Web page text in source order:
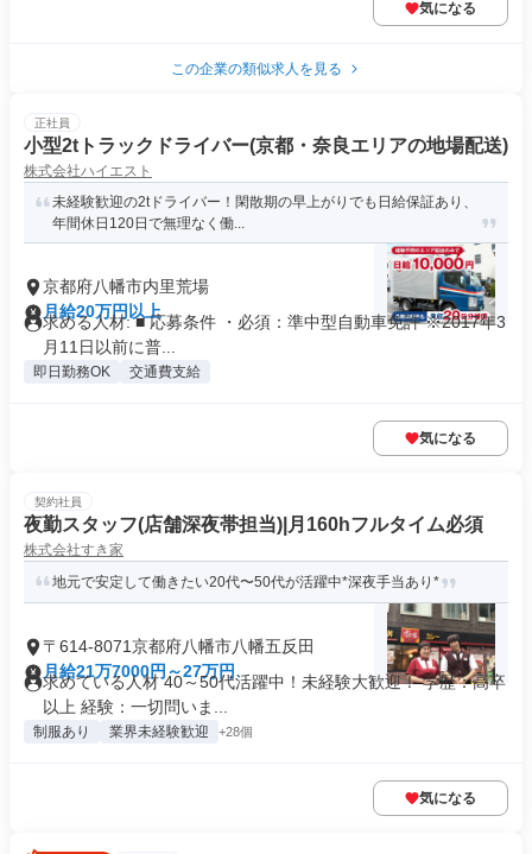
気になる
この企業の類似求人を見る
正社員
小型2tトラックドライバー(京都・奈良エリアの地場配送)
株式会社ハイエスト
未経験歓迎の2tドライバー！閑散期の早上がりでも日給保証あり、
年間休日120日で無理なく働...
京都府八幡市内里荒場
月給20万円以上
求める人材: ■ 応募条件 ・必須：準中型自動車免許 ※2017年3
月11日以前に普...
即日勤務OK 交通費支給
気になる
契約社員
夜勤スタッフ(店舗深夜帯担当)|月160hフルタイム必須
株式会社すき家
地元で安定して働きたい20代〜50代が活躍中*深夜手当あり*
〒614-8071京都府八幡市八幡五反田
月給21万7000円～27万円
求めている人材 40～50代活躍中！未経験大歓迎！ 学歴：高卒
以上 経験：一切問いま...
制服あり 業界未経験歓迎 +28個
気になる